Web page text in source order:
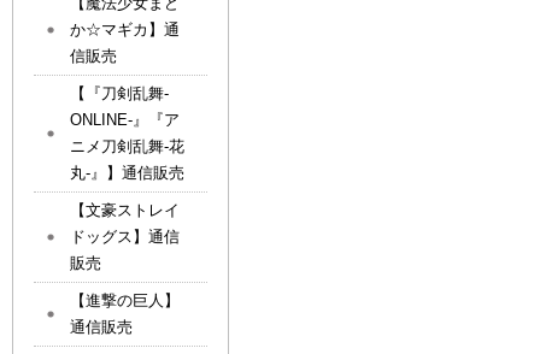
か☆マギカ】通
信販売
【『刀剣乱舞-
ONLINE-』『ア
ニメ刀剣乱舞-花
丸-』】通信販売
【文豪ストレイ
ドッグス】通信
販売
【進撃の巨人】
通信販売